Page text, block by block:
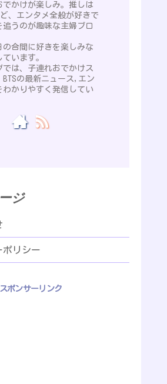
でかけが楽しみ。推しは
ど、エンタメ全般が好きで
追うのが趣味な主婦ブロ
の合間に好きを楽しみな
います。
では、子連れおでかけス
BTSの最新ニュース,エン
わかりやすく発信してい
ジ
ポリシー
スポンサーリンク